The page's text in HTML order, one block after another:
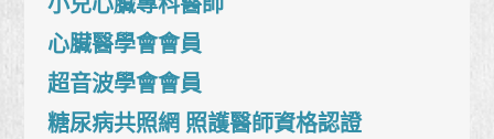
心臟醫學會會員
超音波學會會員
糖尿病共照網 照護醫師資格認證